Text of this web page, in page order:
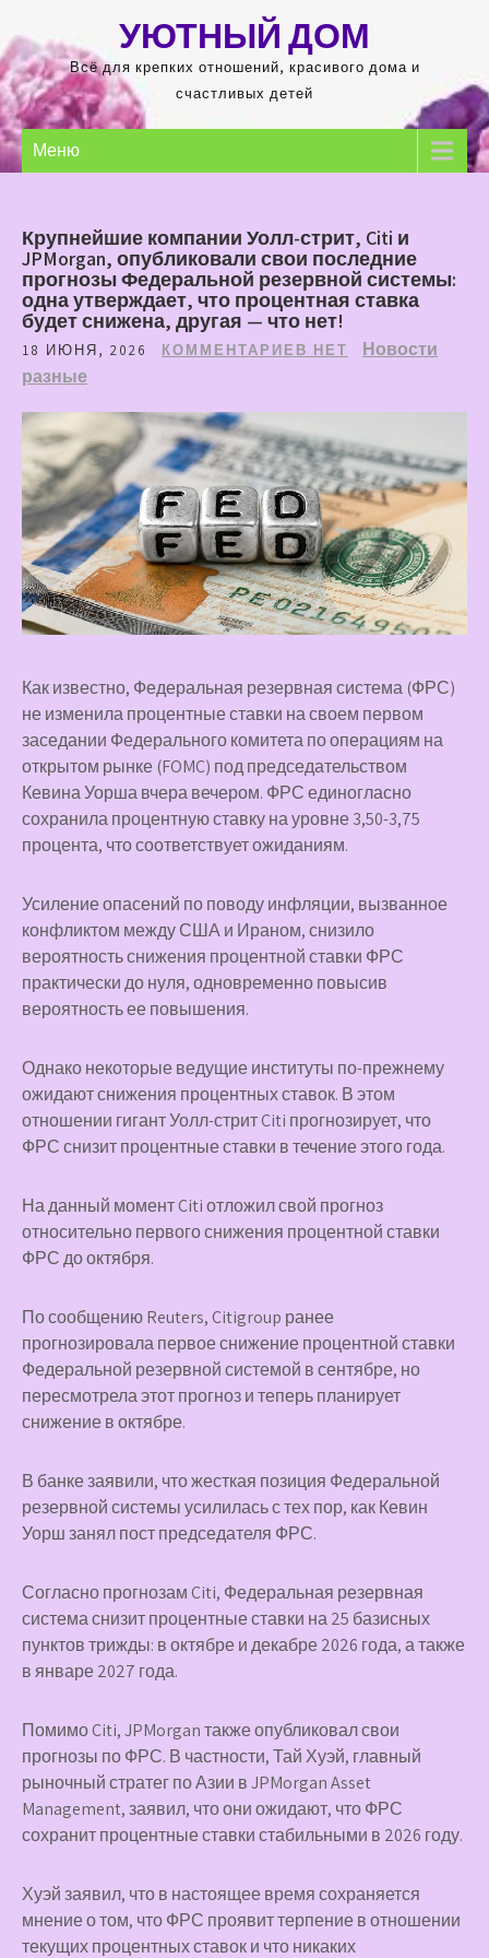
содержимому
УЮТНЫЙ ДОМ
Всё для крепких отношений, красивого дома и
счастливых детей
Меню
Крупнейшие компании Уолл-стрит, Citi и
JPMorgan, опубликовали свои последние
прогнозы Федеральной резервной системы:
одна утверждает, что процентная ставка
будет снижена, другая — что нет!
18 ИЮНЯ, 2026 КОММЕНТАРИЕВ НЕТ
Новости
разные
Как известно, Федеральная резервная система (ФРС)
не изменила процентные ставки на своем первом
заседании Федерального комитета по операциям на
открытом рынке (FOMC) под председательством
Кевина Уорша вчера вечером. ФРС единогласно
сохранила процентную ставку на уровне 3,50-3,75
процента, что соответствует ожиданиям.
Усиление опасений по поводу инфляции, вызванное
конфликтом между США и Ираном, снизило
вероятность снижения процентной ставки ФРС
практически до нуля, одновременно повысив
вероятность ее повышения.
Однако некоторые ведущие институты по-прежнему
ожидают снижения процентных ставок. В этом
отношении гигант Уолл-стрит Citi прогнозирует, что
ФРС снизит процентные ставки в течение этого года.
На данный момент Citi отложил свой прогноз
относительно первого снижения процентной ставки
ФРС до октября.
По сообщению Reuters, Citigroup ранее
прогнозировала первое снижение процентной ставки
Федеральной резервной системой в сентябре, но
пересмотрела этот прогноз и теперь планирует
снижение в октябре.
В банке заявили, что жесткая позиция Федеральной
резервной системы усилилась с тех пор, как Кевин
Уорш занял пост председателя ФРС.
Согласно прогнозам Citi, Федеральная резервная
система снизит процентные ставки на 25 базисных
пунктов трижды: в октябре и декабре 2026 года, а также
в январе 2027 года.
Помимо Citi, JPMorgan также опубликовал свои
прогнозы по ФРС. В частности, Тай Хуэй, главный
рыночный стратег по Азии в JPMorgan Asset
Management, заявил, что они ожидают, что ФРС
сохранит процентные ставки стабильными в 2026 году.
Хуэй заявил, что в настоящее время сохраняется
мнение о том, что ФРС проявит терпение в отношении
текущих процентных ставок и что никаких